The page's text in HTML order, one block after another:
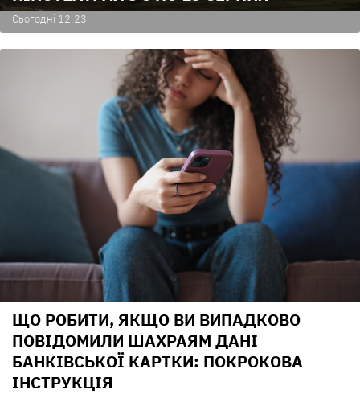
Сьогодні 12:23
ЩО РОБИТИ, ЯКЩО ВИ ВИПАДКОВО
ПОВІДОМИЛИ ШАХРАЯМ ДАНІ
БАНКІВСЬКОЇ КАРТКИ: ПОКРОКОВА
ІНСТРУКЦІЯ